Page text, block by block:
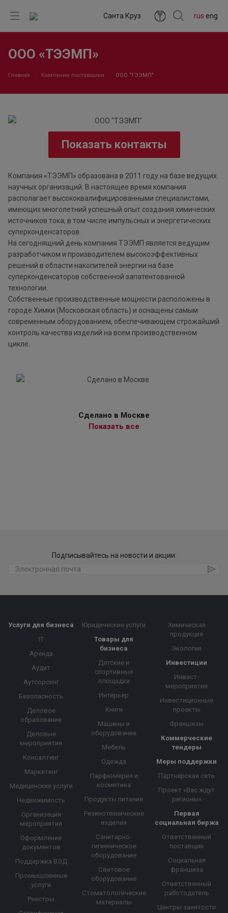
rus eng
Санта Круз
ООО «ТЭЭМП»
Главная Компании поставщики ООО "ТЭЭМП"
Показать контакты
Компания «ТЭЭМП» образована в 2011 году на базе ведущих
научных организаций. В настоящее время компания
располагает высококвалифицированными специалистами,
имеющих многолетний успешный опыт создания химических
источников тока, в том числе импульсных и энергетических
суперконденсаторов.
На сегоднящний день компания ТЭЭМП является ведущим
разработчиком и производителем высокоэффективных
решений в области накопителей энергии на базе
суперконденсаторов собственной запатентованной
технологии.
Собственные производственные мощности расположены в
городе Химки (Московская область) и оснащены самым
современным оборудованием, обеспечивающем строжайший
контроль качества изделий на всем производственном
цикле.
Сделано в Москве
Показать все
Подписывайтесь на новости и акции:
Услуги для бизнеса
IT
Аренда
Аудит
Аутсорсинг
Безопасность
Деловое
образование
Деловые
мероприятия
Консалтинг
Маркетинг
Медицинские услуги
Недвижимость
Организация
мероприятий
Оформление
документов
Поддержка ВЭД
Промышленные
услуги
Реестры
Юридические услуги
Товары для
бизнеса
Детские и
спортивные
площадки
Интерьер
Книги
Машины и
оборудование
Мебель
Одежда
Парфюмерия и
косметика
Продукты питания
Резинотехнические
изделия
Санитарно-
гигиеническое
оборудование
Световое
оборудование
Стоматологические
материалы
Химическая
продукция
Экология
Инвестиции
Инвест-
мероприятия
Инвестиционные
проекты
Франшизы
Коммерческие
тендеры
Меры поддержки
Партнерская сеть
Проект «Вас ждут
регионы»
Первая
социальная биржа
Ответственный
поставщик
Социальная
франшиза
Ответственный
работодатель
Центры занятости